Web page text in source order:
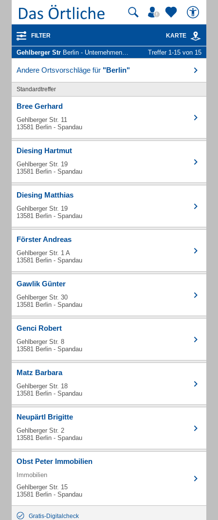
FILTER KARTE
Gehlberger Str Berlin - Unternehmen und Personen Treffer 1-15 von 15
Andere Ortsvorschläge für "Berlin"
Standardtreffer
Bree Gerhard
Gehlberger Str. 11
13581 Berlin - Spandau
Diesing Hartmut
Gehlberger Str. 19
13581 Berlin - Spandau
Diesing Matthias
Gehlberger Str. 19
13581 Berlin - Spandau
Förster Andreas
Gehlberger Str. 1 A
13581 Berlin - Spandau
Gawlik Günter
Gehlberger Str. 30
13581 Berlin - Spandau
Genci Robert
Gehlberger Str. 8
13581 Berlin - Spandau
Matz Barbara
Gehlberger Str. 18
13581 Berlin - Spandau
Neupärtl Brigitte
Gehlberger Str. 2
13581 Berlin - Spandau
Obst Peter Immobilien
Immobilien
Gehlberger Str. 15
13581 Berlin - Spandau
Gratis-Digitalcheck